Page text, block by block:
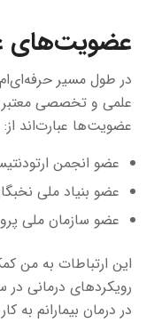
عضویت‌های
در طول مسیر
علمی و تخصصی معتبر
عضویت‌ها عبارت‌اند از:
عضو انجمن
عضو بنیاد ملی
عضو سازمان ملی
این ارتباطات به من
رویکردهای درمانی در
در درمان بیمارانم به